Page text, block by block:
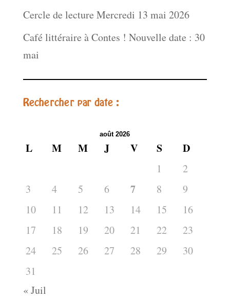
Cercle de lecture Mercredi 13 mai 2026
Café littéraire à Contes ! Nouvelle date : 30
mai
Rechercher par date :
août 2026
L M M J V S D
1
2
3
4 5 6 7 8
9
10
11 12 13 14 15
16
17
18 19 20 21 22
23
24
25 26 27 28 29
30
31
« Juil